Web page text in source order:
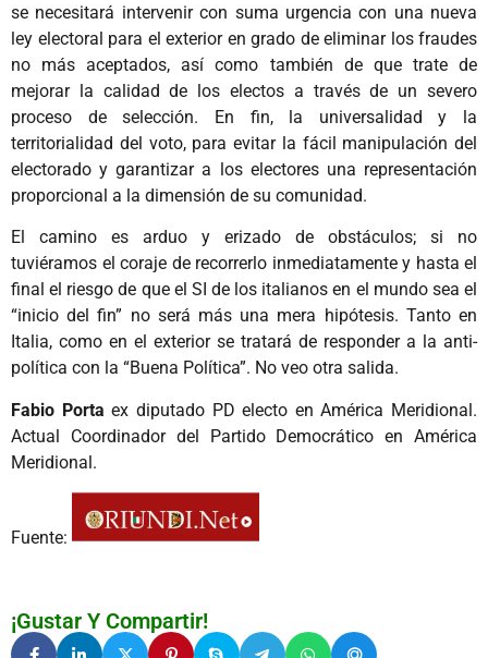
se necesitará intervenir con suma urgencia con una nueva
ley electoral para el exterior en grado de eliminar los fraudes
no más aceptados, así como también de que trate de
mejorar la calidad de los electos a través de un severo
proceso de selección. En fin, la universalidad y la
territorialidad del voto, para evitar la fácil manipulación del
electorado y garantizar a los electores una representación
proporcional a la dimensión de su comunidad.
El camino es arduo y erizado de obstáculos; si no
tuviéramos el coraje de recorrerlo inmediatamente y hasta el
final el riesgo de que el SI de los italianos en el mundo sea el
“inicio del fin” no será más una mera hipótesis. Tanto en
Italia, como en el exterior se tratará de responder a la anti-
política con la “Buena Política”. No veo otra salida.
Fabio Porta ex diputado PD electo en América Meridional.
Actual Coordinador del Partido Democrático en América
Meridional.
Fuente:
¡Gustar Y Compartir!